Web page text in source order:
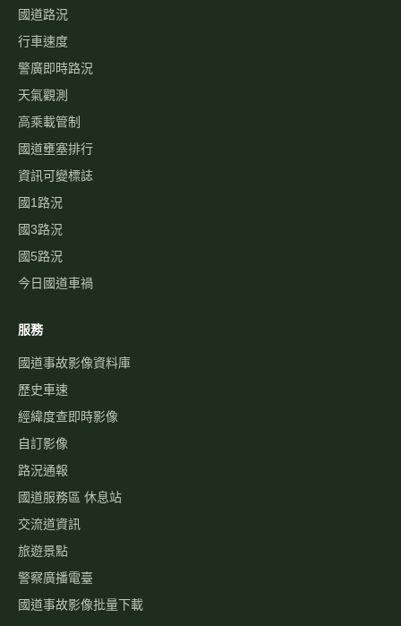
國道路況
行車速度
警廣即時路況
天氣觀測
高乘載管制
國道壅塞排行
資訊可變標誌
國1路況
國3路況
國5路況
今日國道車禍
服務
國道事故影像資料庫
歷史車速
經緯度查即時影像
自訂影像
路況通報
國道服務區 休息站
交流道資訊
旅遊景點
警察廣播電臺
國道事故影像批量下載